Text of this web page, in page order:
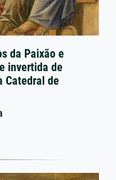
da Paixão e
invertida de
Catedral de